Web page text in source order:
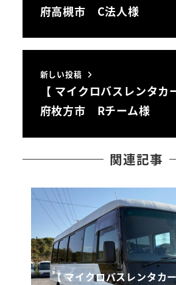
府高槻市 C法人様
新しい投稿
【 マイクロバスレンタ
府枚方市 Rチーム様
関連記事
【 マイクロバスレンタカ